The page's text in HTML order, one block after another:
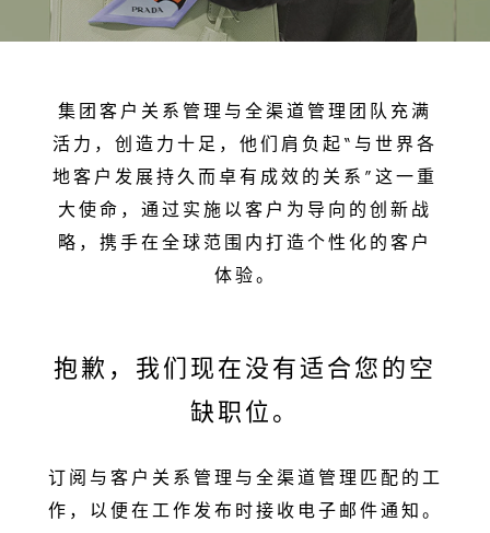
集团客户关系管理与全渠道管理团队充满
活力，创造力十足，他们肩负起“与世界各
地客户发展持久而卓有成效的关系”这一重
大使命，通过实施以客户为导向的创新战
略，携手在全球范围内打造个性化的客户
体验。
抱歉，我们现在没有适合您的空
缺职位。
订阅与客户关系管理与全渠道管理匹配的工
作，以便在工作发布时接收电子邮件通知。